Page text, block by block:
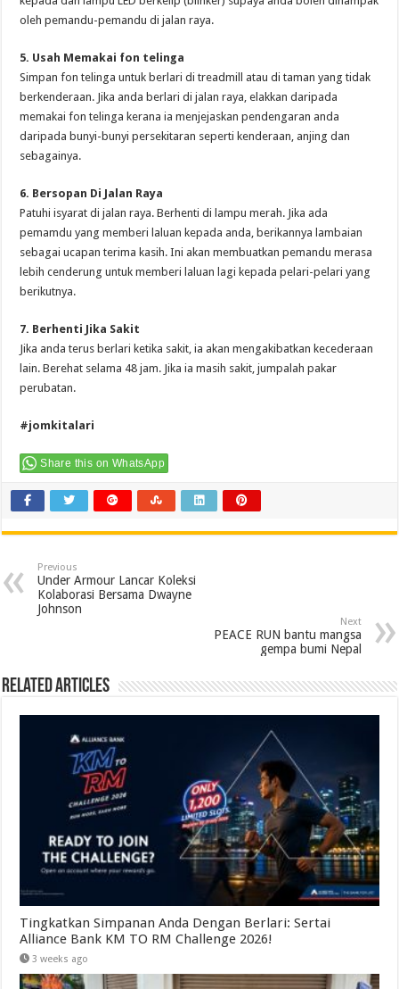
oleh pemandu-pemandu di jalan raya.
5. Usah Memakai fon telinga
Simpan fon telinga untuk berlari di treadmill atau di taman yang tidak
berkenderaan. Jika anda berlari di jalan raya, elakkan daripada
memakai fon telinga kerana ia menjejaskan pendengaran anda
daripada bunyi-bunyi persekitaran seperti kenderaan, anjing dan
sebagainya.
6. Bersopan Di Jalan Raya
Patuhi isyarat di jalan raya. Berhenti di lampu merah. Jika ada
pemamdu yang memberi laluan kepada anda, berikannya lambaian
sebagai ucapan terima kasih. Ini akan membuatkan pemandu merasa
lebih cenderung untuk memberi laluan lagi kepada pelari-pelari yang
berikutnya.
7. Berhenti Jika Sakit
Jika anda terus berlari ketika sakit, ia akan mengakibatkan kecederaan
lain. Berehat selama 48 jam. Jika ia masih sakit, jumpalah pakar
perubatan.
#jomkitalari
Share this on WhatsApp
Previous
Under Armour Lancar Koleksi
Kolaborasi Bersama Dwayne
Johnson
Next
PEACE RUN bantu mangsa
gempa bumi Nepal
Related Articles
Tingkatkan Simpanan Anda Dengan Berlari: Sertai
Alliance Bank KM TO RM Challenge 2026!
3 weeks ago